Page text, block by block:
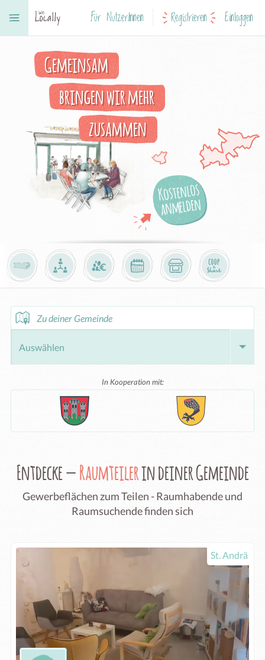
Für NutzerInnen Registrieren Einloggen
Gemeinsam
bringen wir mehr
zusammen
Kostenlos
anmelden
Zu deiner Gemeinde
In Kooperation mit:
Entdecke —Raumteilerin deiner Gemeinde
Gewerbeflächen zum Teilen - Raumhabende und
Raumsuchende finden sich
St. Andrä